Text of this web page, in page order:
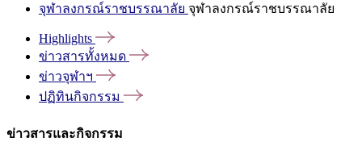
จุฬาลงกรณ์ราชบรรณาลัย จุฬาลงกรณ์ราชบรรณาลัย
Highlights
ข่าวสารทั้งหมด
ข่าวจุฬาฯ
ปฏิทินกิจกรรม
ข่าวสารและกิจกรรม